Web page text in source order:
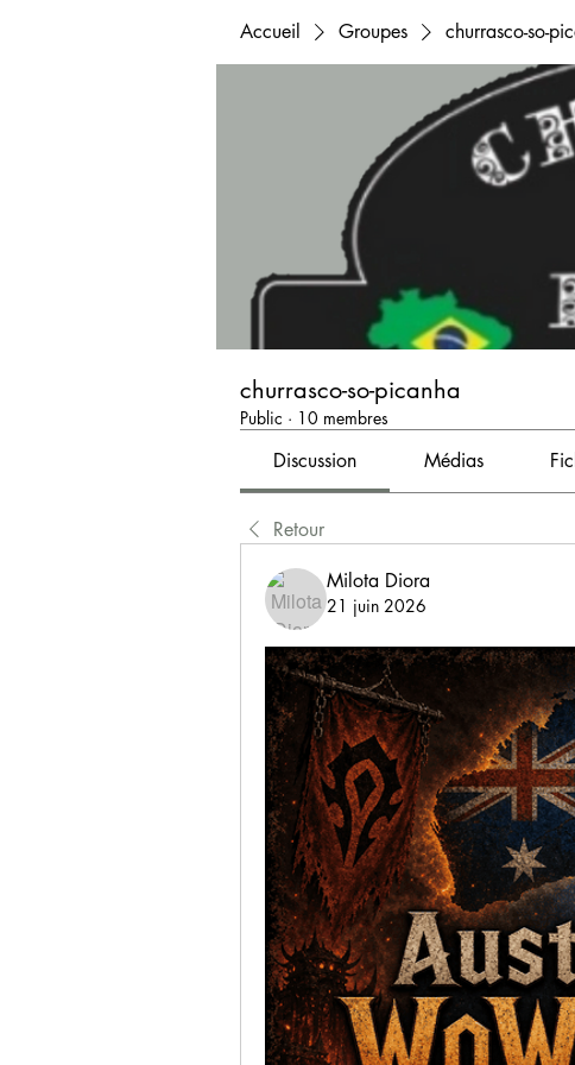
Accueil Groupes churrasco-so-
churrasco-so-picanha
Public · 10 membres
Discussion Médias
Retour
Milota Diora
21 juin 2026